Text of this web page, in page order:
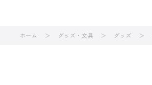
ホーム グッズ・文具 グッズ